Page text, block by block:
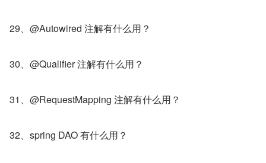
29、@Autowired 注解有什么用？
30、@Qualifier 注解有什么用？
31、@RequestMapping 注解有什么用？
32、spring DAO 有什么用？